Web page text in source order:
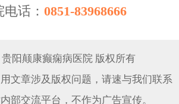
电话： 0851-83968666
阳颠康癫痫病医院 版权所有
文章涉及版权问题，请速与我们联系
部交流平台，不作为广告宣传。